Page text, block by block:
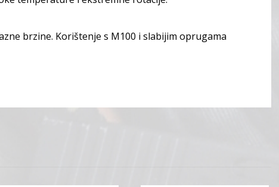
brzine. Korištenje s M100 i slabijim oprugama